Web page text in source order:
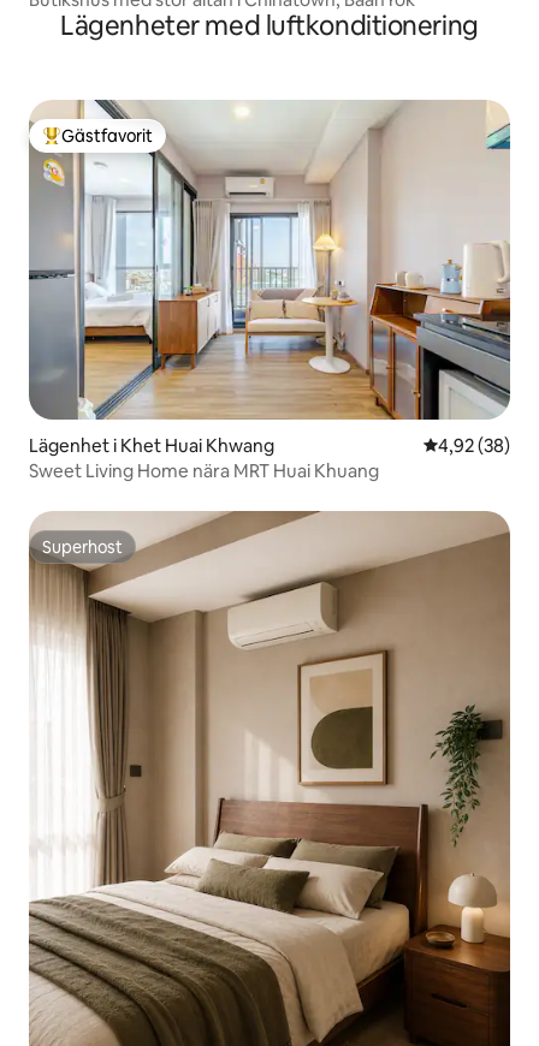
Lägenheter med luftkonditionering
Populär gästfavorit
Gästfavorit
Lägenhet i Khet Huai Khwang 4,92 av 5 i
4,92 (38)
Sweet Living Home nära MRT Huai Khuang
Superhost
Superhost